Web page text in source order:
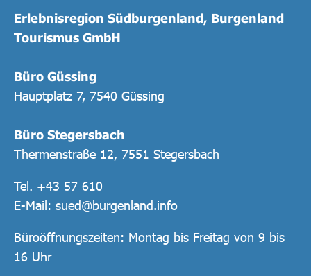
Erlebnisregion Südburgenland, Burgenland
Tourismus GmbH
Büro Güssing
Hauptplatz 7, 7540 Güssing
Büro Stegersbach
Thermenstraße 12, 7551 Stegersbach
Tel. +43 57 610
E-Mail: sued@burgenland.info
Büroöffnungszeiten: Montag bis Freitag von 9 bis
16 Uhr